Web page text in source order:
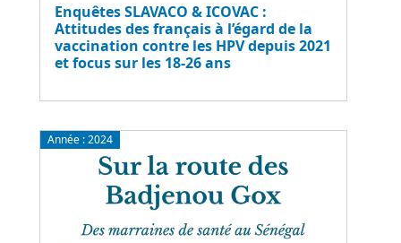
Enquêtes SLAVACO & ICOVAC :
Attitudes des français à l’égard de la
vaccination contre les HPV depuis 2021
et focus sur les 18-26 ans
Année :2024